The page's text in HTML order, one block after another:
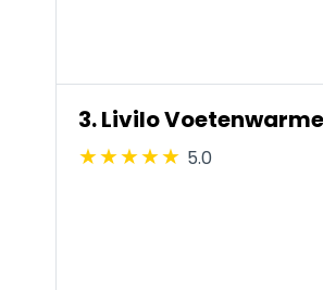
3. Livilo
5.0